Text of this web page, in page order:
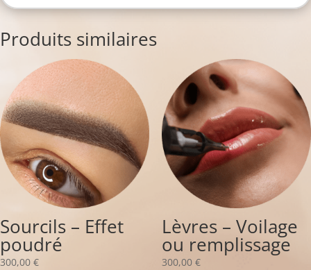
Produits similaires
Sourcils – Effet
poudré
300,00 €
Lèvres – Voilage
ou remplissage
300,00 €